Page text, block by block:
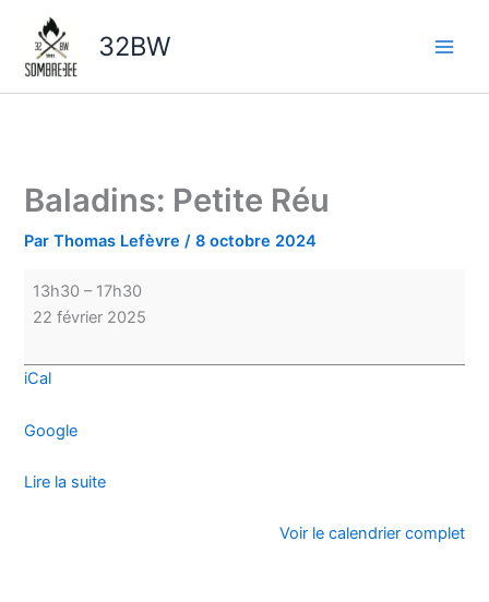
contenu
32BW
Baladins: Petite Réu
ParThomas Lefèvre/8 octobre 2024
Baladins:
Petite
Réu
13h30 – 17h30
22 février 2025
iCal
Google
Lire la suite
Voir le calendrier complet